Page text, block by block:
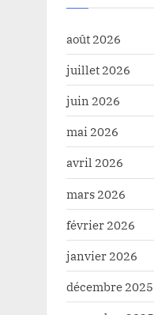
août 2026
juillet 2026
juin 2026
mai 2026
avril 2026
mars 2026
février 2026
janvier 2026
décembre 2025